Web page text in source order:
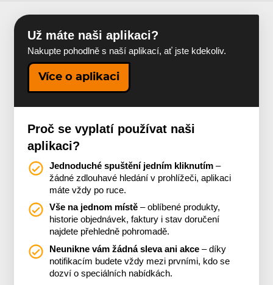
Už máte naši aplikaci?
Nakupte pohodlně s naší aplikací, ať jste kdekoliv.
Více o aplikaci
Proč se vyplatí používat naši
aplikaci?
Jednoduché spuštění jedním kliknutím –
žádné zdlouhavé hledání v prohlížeči, aplikaci
máte vždy po ruce.
Vše na jednom místě – oblíbené produkty,
historie objednávek, faktury i stav doručení
najdete přehledně pohromadě.
Neunikne vám žádná sleva ani akce – díky
notifikacím budete vždy mezi prvními, kdo se
dozví o speciálních nabídkách.